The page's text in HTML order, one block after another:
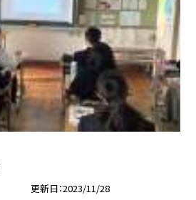
更新日 2023/11/28